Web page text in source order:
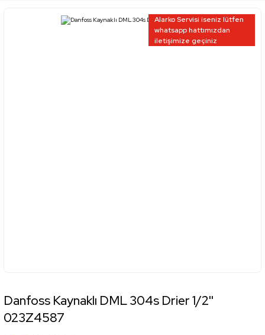
Alarko Servisi iseniz lütfen
whatsapp hattımızdan
iletişimize geçiniz
Danfoss Kaynaklı DML 304s Drier 1/2''
023Z4587